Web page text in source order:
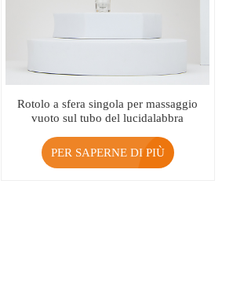
Rotolo a sfera singola per massaggio
vuoto sul tubo del lucidalabbra
PER SAPERNE DI PIÙ